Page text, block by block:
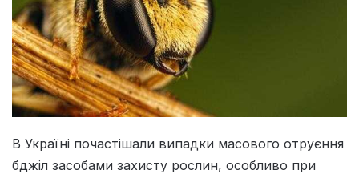
В Україні почастішали випадки масового отруєння
бджіл засобами захисту рослин, особливо при